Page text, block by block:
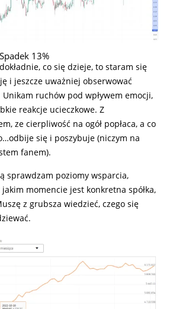
13%
co się dzieje, to staram się
i jeszcze uważniej obserwować
ruchów pod wpływem emocji,
reakcje ucieczkowe. Z
ze cierpliwość na ogół popłaca, a co
się i poszybuje (niczym na
fanem).
sprawdzam poziomy wsparcia,
momencie jest konkretna spółka,
z grubsza wiedzieć, czego się